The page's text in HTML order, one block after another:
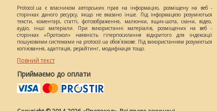
Protocol.ua є власником авторських прав на інформацію, розміщену на веб -
сторінках даного ресурсу, якщо не вказано інше. Під інформацією розуміються
тексти, коментарі, статті, фотозображення, малюнки, ящик-шота, скани, відео,
аудіо, інші матеріали. При використанні матеріалів, розміщених на веб -
сторінках «Протокол» наявність гіперпосилання відкритого для індексації
пошуковими системами на protocol.ua обов`язкове. Під використанням розуміється
копіювання, адаптація, рерайтинг, модифікація тощо.
Повний текст
Приймаємо до оплати